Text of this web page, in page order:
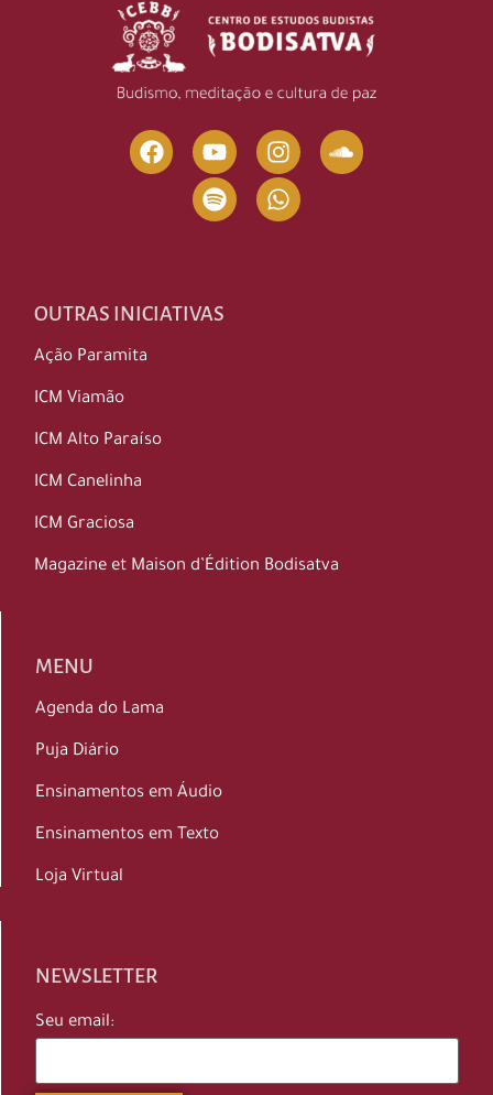
OUTRAS INICIATIVAS
Ação Paramita
ICM Viamão
ICM Alto Paraíso
ICM Canelinha
ICM Graciosa
Magazine et Maison d’Édition Bodisatva
MENU
Agenda do Lama
Puja Diário
Ensinamentos em Áudio
Ensinamentos em Texto
Loja Virtual
NEWSLETTER
Seu email: